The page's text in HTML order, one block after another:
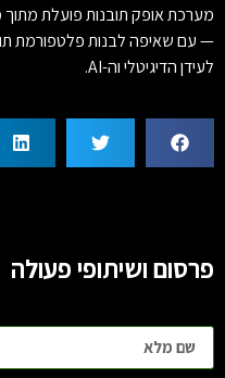
מערכת אופק תובנות פועלת מתוך
— עם שאיפה לבנות פלטפורמת
לעידן הדיגיטלי וה-AI.
פרסום ושיתופי פעולה